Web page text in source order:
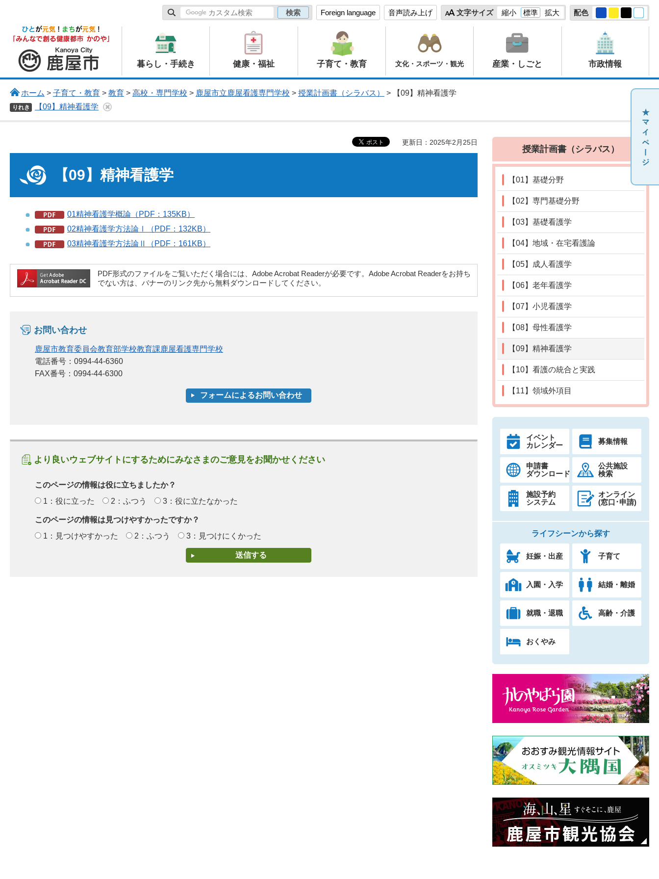
Foreign language 音声読み上げ 文字サイズ 縮小 標準 拡大 配色
鹿屋市
暮らし・手続き 健康・福祉 子育て・教育 文化・スポーツ・観光 産業・しごと 市政情報
ホーム > 子育て・教育> 教育> 高校・専門学校 > 鹿屋市立鹿屋看護専門学校 > 授業計画書（シラバス） > 【09】精神看護学
りれき 【09】精神看護学
更新日：2025年2月25日
【09】精神看護学
01精神看護学概論（PDF：135KB）
02精神看護学方法論Ⅰ（PDF：132KB）
03精神看護学方法論Ⅱ（PDF：161KB）
PDF形式のファイルをご覧いただく場合には、Adobe Acrobat Readerが必要です。Adobe Acrobat Readerをお持ち
でない方は、バナーのリンク先から無料ダウンロードしてください。
お問い合わせ
鹿屋市教育委員会教育部学校教育課鹿屋看護専門学校
電話番号：0994-44-6360
FAX番号：0994-44-6300
より良いウェブサイトにするためにみなさまのご意見をお聞かせください
このページの情報は役に立ちましたか？
1：役に立った
2：ふつう 3：役に立たなかった
このページの情報は見つけやすかったですか？
1：見つけやすかった
2：ふつう 3：見つけにくかった
授業計画書（シラバス）
【01】基礎分野
【02】専門基礎分野
【03】基礎看護学
【04】地域・在宅看護論
【05】成人看護学
【06】老年看護学
【07】小児看護学
【08】母性看護学
【09】精神看護学
【10】看護の統合と実践
【11】領域外項目
イベント
カレンダー
募集情報
申請書
ダウンロード
公共施設
検索
施設予約
システム
オンライン
(窓口･申請)
ライフシーンから探す
妊娠・出産 子育て
入園・入学 結婚・離婚
就職・退職 高齢・介護
おくやみ